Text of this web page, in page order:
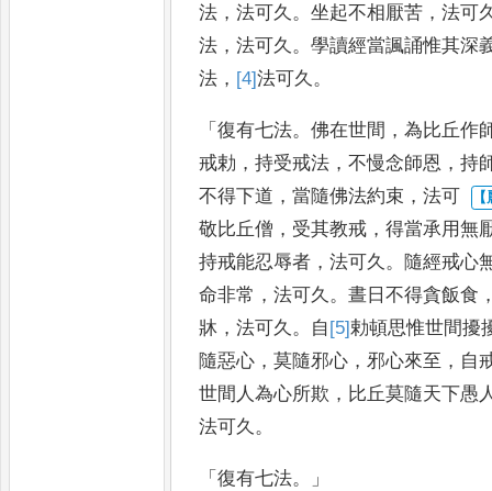
法 ，法可久。坐起不相厭苦 ，法可
法 ，法可久。學讀經當諷誦惟其深
法 ， [4]法可久。
「復有七法。佛在世間 ，為比丘作
戒勅 ，持受戒法 ，不慢念師恩 ，持
不得下道 ，當隨佛法約束 ，法可
敬比丘僧 ， 受其教戒 ，得當承用無
持戒能忍辱者 ，法可久。 隨經戒心
命非常 ，法可久。晝日不得貪飯食
牀 ，法可久。 自 [5]勅頓思惟世間擾
隨惡心 ，莫隨邪心 ，邪心來至 ， 自
世間 人為心所欺 ， 比丘莫隨天下愚
法可久。
「復有七法。」